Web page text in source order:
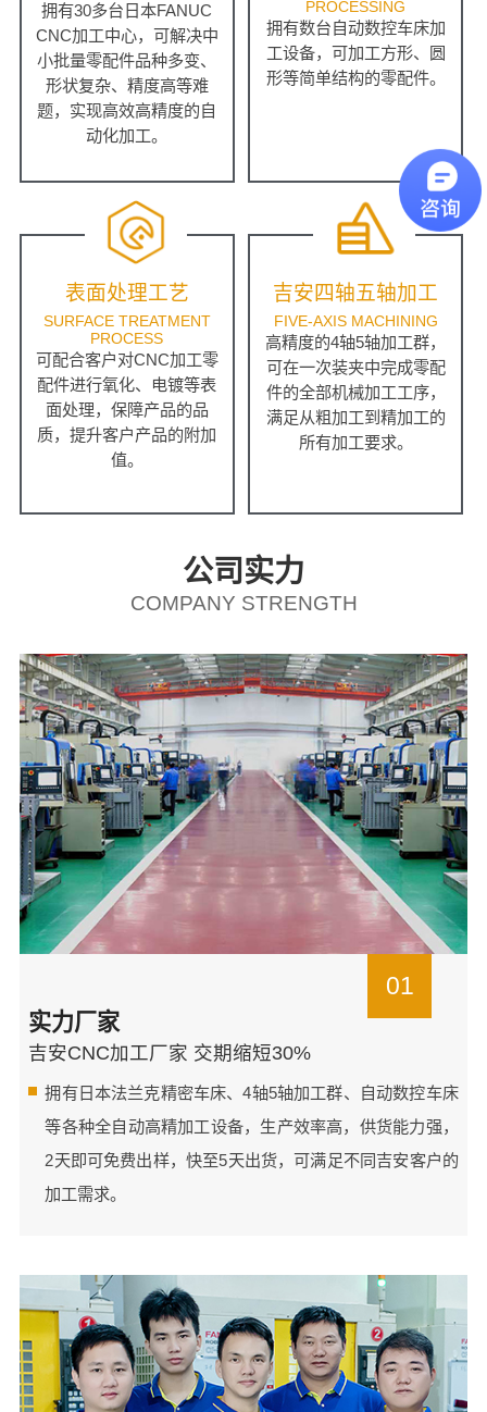
拥有30多台日本FANUC
CNC加工中心，可解决中
小批量零配件品种多变、
形状复杂、精度高等难
题，实现高效高精度的自
动化加工。
PROCESSING
拥有数台自动数控车床加
工设备，可加工方形、圆
形等简单结构的零配件。
表面处理工艺
SURFACE TREATMENT
PROCESS
可配合客户对CNC加工零
配件进行氧化、电镀等表
面处理，保障产品的品
质，提升客户产品的附加
值。
吉安四轴五轴加工
FIVE-AXIS MACHINING
高精度的4轴5轴加工群，
可在一次装夹中完成零配
件的全部机械加工工序，
满足从粗加工到精加工的
所有加工要求。
公司实力
COMPANY STRENGTH
01
实力厂家
吉安CNC加工厂家 交期缩短30%
拥有日本法兰克精密车床、4轴5轴加工群、自动数控车床
等各种全自动高精加工设备，生产效率高，供货能力强，
2天即可免费出样，快至5天出货，可满足不同吉安客户的
加工需求。